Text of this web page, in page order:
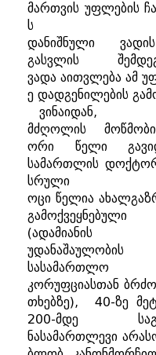
მართვის უფლების
ს
დანიშნული
ვადის
გასვლის
ვადა აითვლება ამ
ე დადგენილების
ვინაიდან,
მძღოლის
ორი
წელი
სამართლის
სრული
ოცი წელია
გამოქვეყნებული
(ადამიანის
უდანაშაულობის
სასამართლო
კორუფციასთან
თხებზე), 40-ზე
200-მდე
ნასამართლევი